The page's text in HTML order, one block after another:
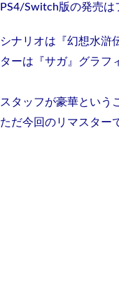
PS4/Switch版の発売は
シナリオは『幻想水滸
ターは『サガ』グラフ
スタッフが豪華という
ただ今回のリマスター